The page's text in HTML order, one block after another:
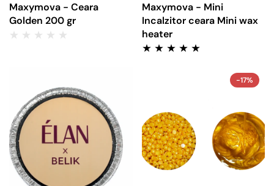
Maxymova - Ceara
Golden 200 gr
Maxymova - Mini
Incalzitor ceara Mini wax
heater
-17%